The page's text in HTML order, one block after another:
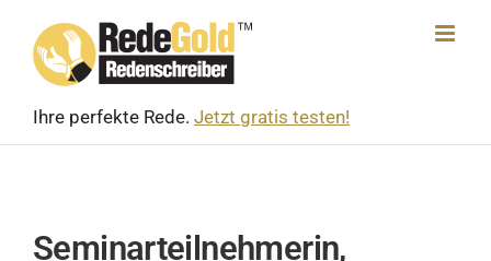
content
Ihre perfekte Rede. Jetzt gratis testen!
Seminarteilnehmerin,